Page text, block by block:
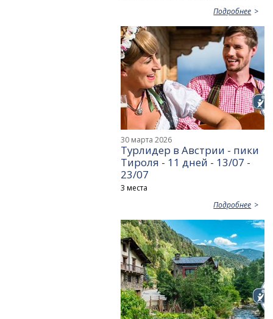
Подробнее
30 марта 2026
Турлидер в Австрии - пики
Тироля - 11 дней - 13/07 -
23/07
3 места
Подробнее